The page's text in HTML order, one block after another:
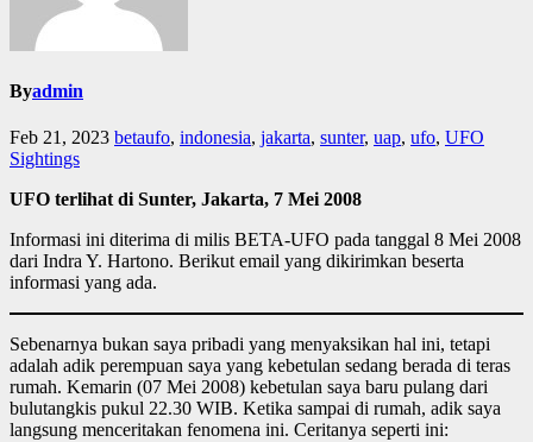
Byadmin
Feb 21, 2023 betaufo, indonesia, jakarta, sunter, uap, ufo, UFO
Sightings
UFO terlihat di Sunter, Jakarta, 7 Mei 2008
Informasi ini diterima di milis BETA-UFO pada tanggal 8 Mei 2008
dari Indra Y. Hartono. Berikut email yang dikirimkan beserta
informasi yang ada.
Sebenarnya bukan saya pribadi yang menyaksikan hal ini, tetapi
adalah adik perempuan saya yang kebetulan sedang berada di teras
rumah. Kemarin (07 Mei 2008) kebetulan saya baru pulang dari
bulutangkis pukul 22.30 WIB. Ketika sampai di rumah, adik saya
langsung menceritakan fenomena ini. Ceritanya seperti ini: